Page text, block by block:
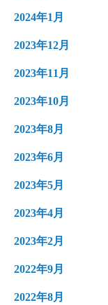
2024年1月
2023年12月
2023年11月
2023年10月
2023年8月
2023年6月
2023年5月
2023年4月
2023年2月
2022年9月
2022年8月